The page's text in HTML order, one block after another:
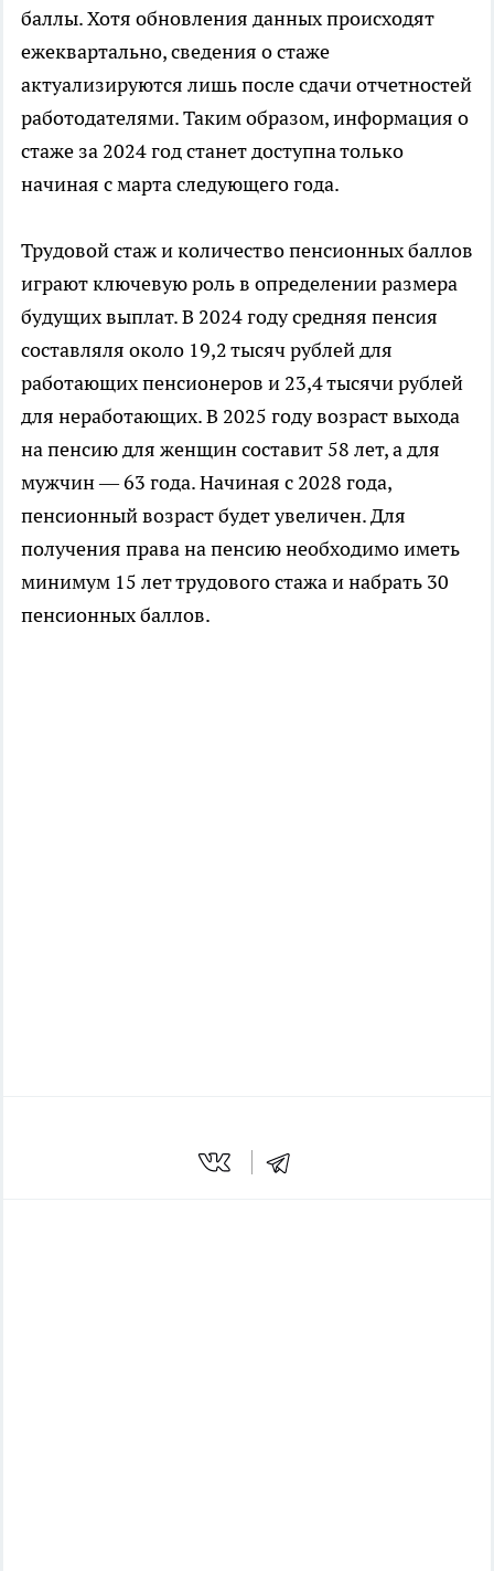
баллы. Хотя обновления данных происходят
ежеквартально, сведения о стаже
актуализируются лишь после сдачи отчетностей
работодателями. Таким образом, информация о
стаже за 2024 год станет доступна только
начиная с марта следующего года.
Трудовой стаж и количество пенсионных баллов
играют ключевую роль в определении размера
будущих выплат. В 2024 году средняя пенсия
составляля около 19,2 тысяч рублей для
работающих пенсионеров и 23,4 тысячи рублей
для неработающих. В 2025 году возраст выхода
на пенсию для женщин составит 58 лет, а для
мужчин — 63 года. Начиная с 2028 года,
пенсионный возраст будет увеличен. Для
получения права на пенсию необходимо иметь
минимум 15 лет трудового стажа и набрать 30
пенсионных баллов.